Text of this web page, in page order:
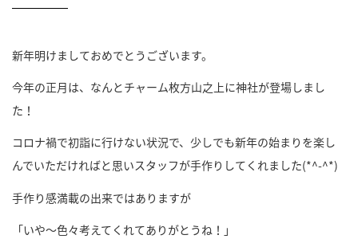
新年明けましておめでとうございます。
今年の正月は、なんとチャーム枚方山之上に神社が登場しまし
た！
コロナ禍で初詣に行けない状況で、少しでも新年の始まりを楽し
んでいただければと思いスタッフが手作りしてくれました(*^-^*)
手作り感満載の出来ではありますが
「いや～色々考えてくれてありがとうね！」